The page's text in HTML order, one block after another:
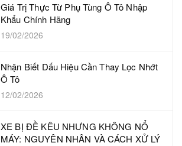
Giá Trị Thực Từ Phụ Tùng Ô Tô Nhập
Khẩu Chính Hãng
19/02/2026
Nhận Biết Dấu Hiệu Cần Thay Lọc Nhớt
Ô Tô
12/02/2026
XE BỊ ĐỀ KÊU NHƯNG KHÔNG NỔ
MÁY: NGUYÊN NHÂN VÀ CÁCH XỬ LÝ